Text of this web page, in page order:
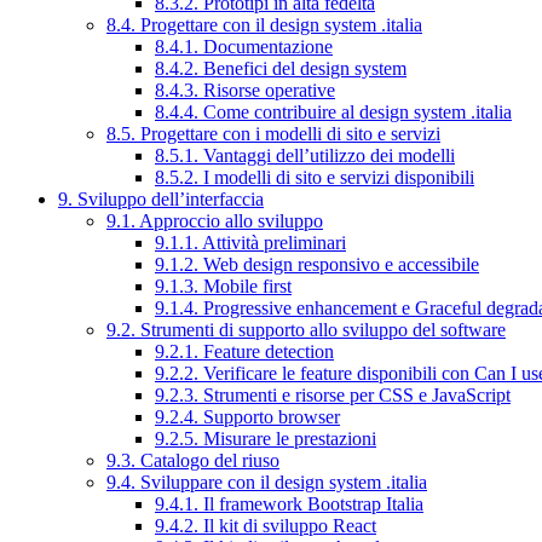
8.4. Progettare con il design system .italia
8.4.1. Documentazione
8.4.2. Benefici del design system
8.4.3. Risorse operative
8.4.4. Come contribuire al design system .italia
8.5. Progettare con i modelli di sito e servizi
8.5.1. Vantaggi dell’utilizzo dei modelli
8.5.2. I modelli di sito e servizi disponibili
9. Sviluppo dell’interfaccia
9.1. Approccio allo sviluppo
9.1.1. Attività preliminari
9.1.2. Web design responsivo e accessibile
9.1.3. Mobile first
9.1.4. Progressive enhancement e Graceful
9.2. Strumenti di supporto allo sviluppo del software
9.2.1. Feature detection
9.2.2. Verificare le feature disponibili con Can I
9.2.3. Strumenti e risorse per CSS e JavaScript
9.2.4. Supporto browser
9.2.5. Misurare le prestazioni
9.3. Catalogo del riuso
9.4. Sviluppare con il design system .italia
9.4.1. Il framework Bootstrap Italia
9.4.2. Il kit di sviluppo React